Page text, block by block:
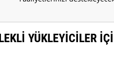
YÜKLEYİCİLER